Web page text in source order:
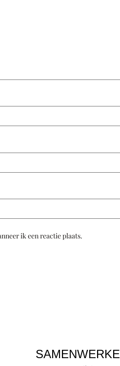
ik een reactie plaats.